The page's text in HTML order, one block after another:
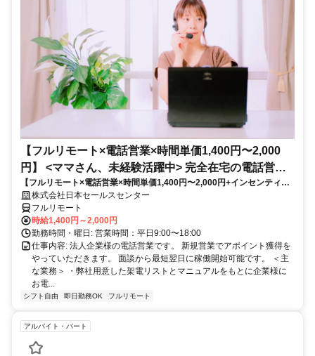
【フルリモート×電話営業×時間単価1,400円〜2,000
円】 <ママさん、未経験活躍中> 完全在宅の電話営業
で家庭と仕事の両立を実現
【フルリモート×電話営業×時間単価1,400円〜2,000円+インセンティブ
あり】 ＜ママさん、未経験活躍中＞ 完全在宅の電話営業で家庭と仕事の
両立を実現
株式会社日本セールスセンター
フルリモート
時給1,400円～2,000円
勤務時間・曜日: 営業時間：平日9:00〜18:00
仕事内容: 法人企業様の電話営業です。 新規営業でアポイント獲得を
やっていただきます。 面談から最短翌日に稼働開始可能です。 ＜主
な業務＞ ・弊社用意した架電リストとマニュアルをもとに企業様に
お電...
シフト自由 即日勤務OK フルリモート
アルバイト・パート